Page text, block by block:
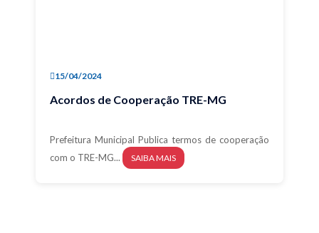
15/04/2024
Acordos de Cooperação TRE-MG
Prefeitura Municipal Publica termos de cooperação
com o TRE-MG...
SAIBA MAIS